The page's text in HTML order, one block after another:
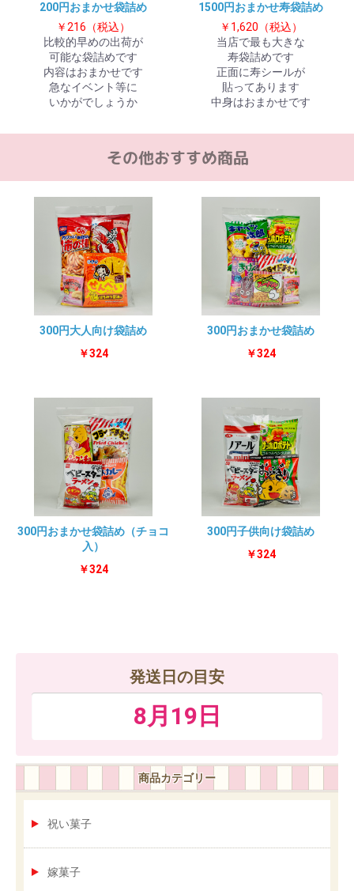
発送日の目安
8月19日
商品カテゴリー
祝い菓子
嫁菓子
お買い物を続ける カートへ進む
200円おまかせ袋詰め
￥216（税込）
比較的早めの出荷が
可能な袋詰めです
内容はおまかせです
急なイベント等に
いかがでしょうか
1500円おまかせ寿袋詰め
￥1,620（税込）
当店で最も大きな
寿袋詰めです
正面に寿シールが
貼ってあります
中身はおまかせです
300円大人向け袋詰め
￥324
300円おまかせ袋詰め
￥324
300円おまかせ袋詰め（チョコ
入）
￥324
300円子供向け袋詰め
￥324